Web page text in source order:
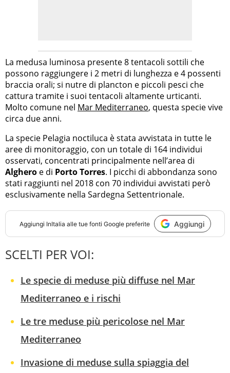
La medusa luminosa presente 8 tentacoli sottili che
possono raggiungere i 2 metri di lunghezza e 4 possenti
braccia orali; si nutre di plancton e piccoli pesci che
cattura tramite i suoi tentacoli altamente urticanti.
Molto comune nel Mar Mediterraneo, questa specie vive
circa due anni.
La specie Pelagia noctiluca è stata avvistata in tutte le
aree di monitoraggio, con un totale di 164 individui
osservati, concentrati principalmente nell’area di
Alghero e di Porto Torres. I picchi di abbondanza sono
stati raggiunti nel 2018 con 70 individui avvistati però
esclusivamente nella Sardegna Settentrionale.
Aggiungi InItalia alle tue fonti Google preferite Aggiungi
SCELTI PER VOI:
Le specie di meduse più diffuse nel Mar
Mediterraneo e i rischi
Le tre meduse più pericolose nel Mar
Mediterraneo
Invasione di meduse sulla spiaggia del